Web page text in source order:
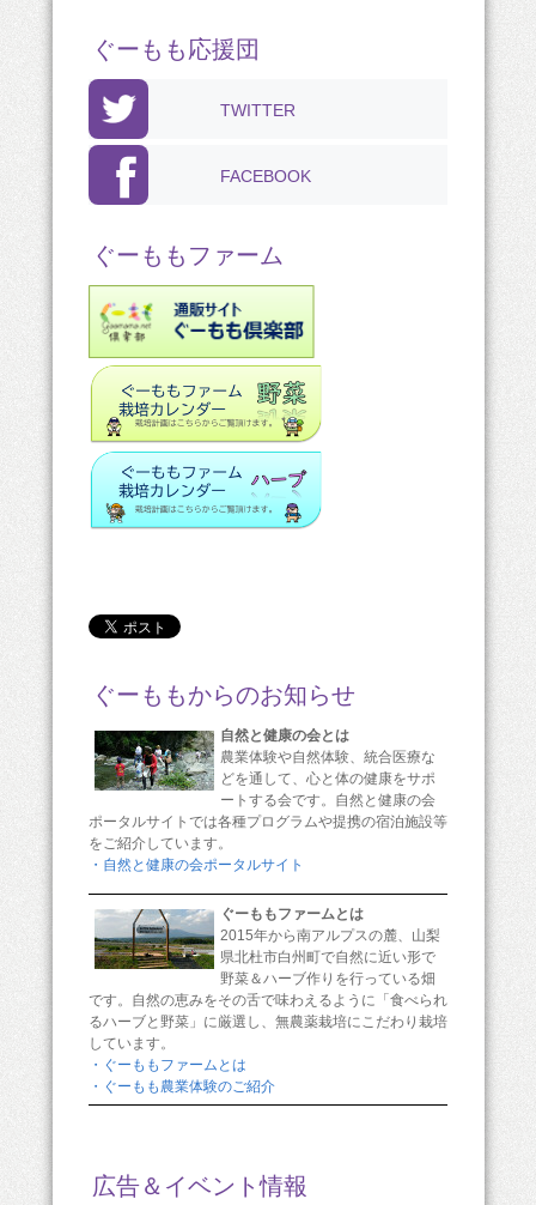
ぐーもも応援団
TWITTER
FACEBOOK
ぐーももファーム
ぐーももからのお知らせ
自然と健康の会とは
農業体験や自然体験、統合医療な
どを通して、心と体の健康をサポ
ートする会です。自然と健康の会
ポータルサイトでは各種プログラムや提携の宿泊施設等
をご紹介しています。
・自然と健康の会ポータルサイト
ぐーももファームとは
2015年から南アルプスの麓、山梨
県北杜市白州町で自然に近い形で
野菜＆ハーブ作りを行っている畑
です。自然の恵みをその舌で味わえるように「食べられ
るハーブと野菜」に厳選し、無農薬栽培にこだわり栽培
しています。
・ぐーももファームとは
・ぐーもも農業体験のご紹介
広告＆イベント情報